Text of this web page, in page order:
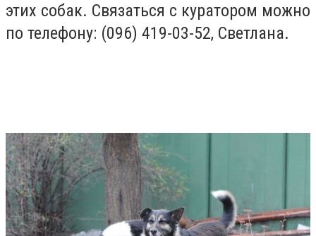
этих собак. Связаться с куратором можно
по телефону: (096) 419-03-52, Светлана.